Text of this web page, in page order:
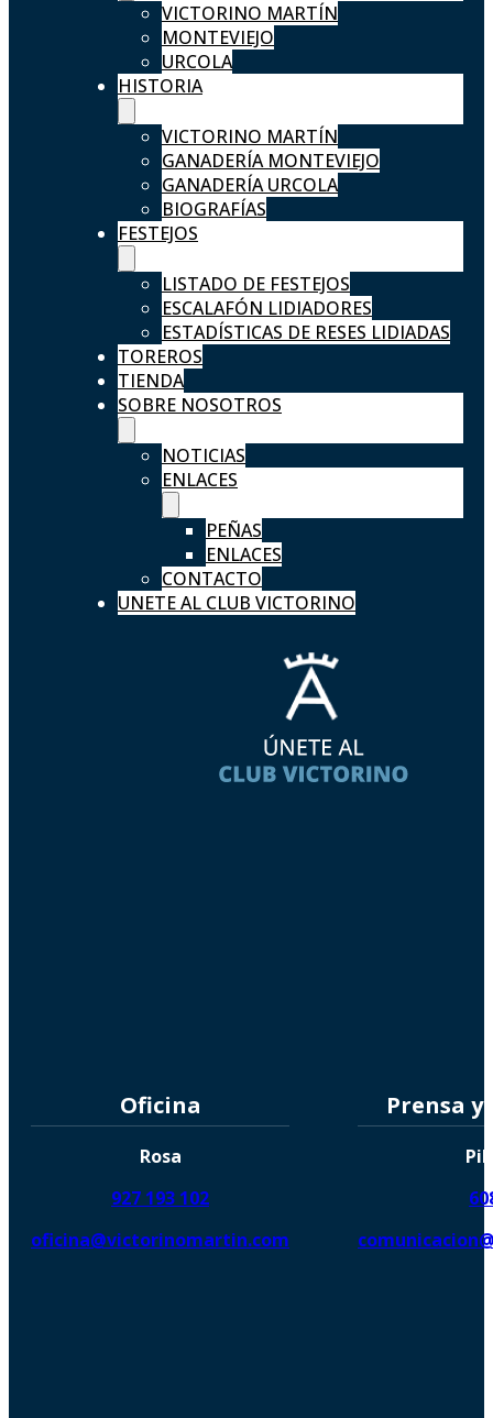
VICTORINO MARTÍN
MONTEVIEJO
URCOLA
HISTORIA
VICTORINO MARTÍN
GANADERÍA MONTEVIEJO
GANADERÍA URCOLA
BIOGRAFÍAS
FESTEJOS
LISTADO DE FESTEJOS
ESCALAFÓN LIDIADORES
ESTADÍSTICAS DE RESES LIDIADAS
TOREROS
TIENDA
SOBRE NOSOTROS
NOTICIAS
ENLACES
PEÑAS
ENLACES
CONTACTO
UNETE AL CLUB VICTORINO
Oficina
Rosa
927 193 102
oficina@victorinomartin.com
Prensa